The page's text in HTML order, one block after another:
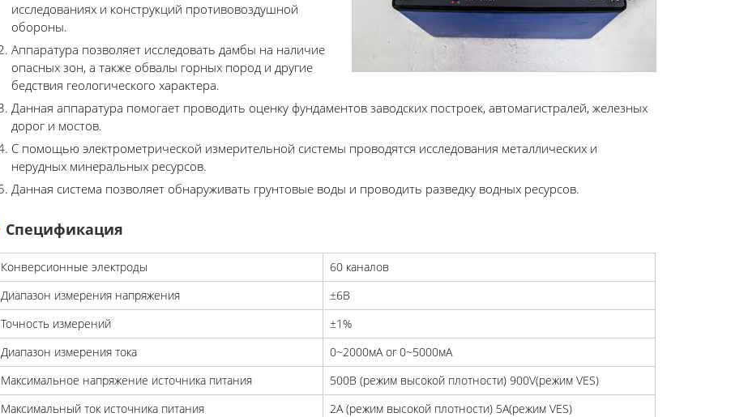
исследованиях и конструкций противовоздушной
обороны.
Аппаратура позволяет исследовать дамбы на наличие
опасных зон, а также обвалы горных пород и другие
бедствия геологического характера.
Данная аппаратура помогает проводить оценку фундаментов заводских построек, автомагистралей, железных
дорог и мостов.
С помощью электрометрической измерительной системы проводятся исследования металлических и
нерудных минеральных ресурсов.
Данная система позволяет обнаруживать грунтовые воды и проводить разведку водных ресурсов.
Спецификация
Конверсионные электроды
60 каналов
Диапазон измерения напряжения
±6В
Точность измерений
±1%
Диапазон измерения тока
0~2000мA or 0~5000мA
Максимальное напряжение источника питания
500В (режим высокой плотности) 900V(режим VES)
Максимальный ток источника питания
2A (режим высокой плотности) 5A(режим VES)